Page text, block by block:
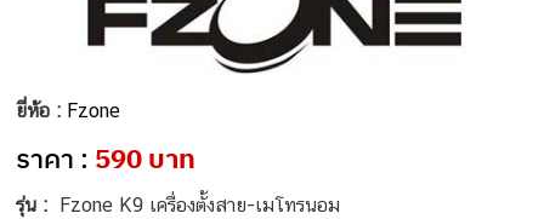
ยี่ห้อ : Fzone
ราคา : 590 บาท
รุ่น :
Fzone K9 เครื่องตั้งสาย-เมโทรนอม